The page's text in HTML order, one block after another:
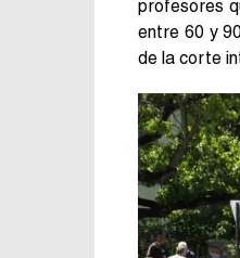
profesores
entre 60 y
de la corte